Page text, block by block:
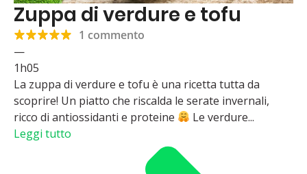
Zuppa di verdure e tofu
1 commento
—
1h05
La zuppa di verdure e tofu è una ricetta tutta da
scoprire! Un piatto che riscalda le serate invernali,
ricco di antiossidanti e proteine
Le verdure...
Leggi tutto